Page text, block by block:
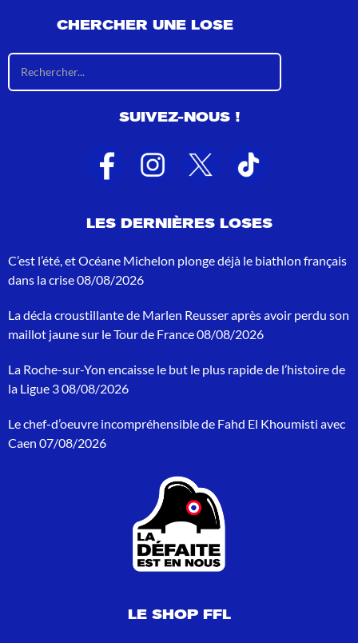
CHERCHER UNE LOSE
s
l
a
t
s
r
c
c
h
o
:
SUIVEZ-NOUS !
LES DERNIÈRES LOSES
C’est l’été, et Océane Michelon plonge déjà le biathlon français
dans la crise08/08/2026
La décla croustillante de Marlen Reusser après avoir perdu son
maillot jaune sur le Tour de France08/08/2026
La Roche-sur-Yon encaisse le but le plus rapide de l’histoire de
la Ligue 308/08/2026
Le chef-d’oeuvre incompréhensible de Fahd El Khoumisti avec
Caen 07/08/2026
LE SHOP FFL